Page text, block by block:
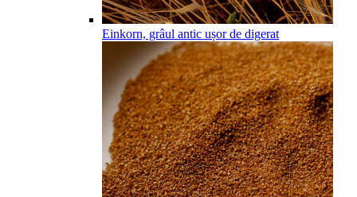
Einkorn, grâul antic ușor de digerat